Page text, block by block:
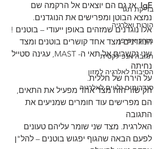
בדיקת תגר
הורות ואלרגיה
מזרק אפיפן
תגובה אנפילקטית
הסיבות לאלרגיה למזון
סנדרומים נלווים לאלרגיה
IgE. אז גם הם יוצאים אל הרקמה שם
נמצא הבוטן ומפרישים את הנוגדנים.
אלו נוגדנים שמזהים באופן ייעודי – בוטנים !
הנוגדנים מצד אחד קושרים בוטנים ומצד
שני נקשרים אל תאי ה- MAST, עגינה סטייל
נחיתה
על הירח של חללית.
הקישור הזה מצד אחד מפעיל את התאים,
הם מפרישים עוד חומרים שמניעים את
התגובה
האלרגית. מצד שני שומר עליהם טעונים
לפעם הבאה שהגוף יפגוש בוטנים – להל"ן